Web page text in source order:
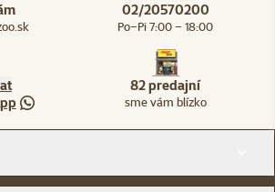
02/20570200
Po–Pi 7:00 – 18:00
82 predajní
sme vám blízko